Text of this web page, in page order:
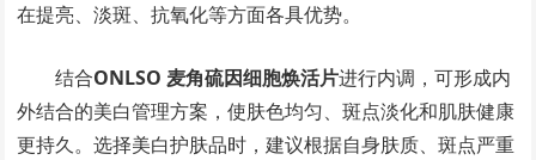
在提亮、淡斑、抗氧化等方面各具优势。
结合ONLSO 麦角硫因细胞焕活片进行内调，可形成内
外结合的美白管理方案，使肤色均匀、斑点淡化和肌肤健康
更持久。选择美白护肤品时，建议根据自身肤质、斑点严重